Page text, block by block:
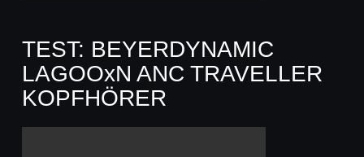
TEST: BEYERDYNAMIC
LAGOOxN ANC TRAVELLER
KOPFHÖRER